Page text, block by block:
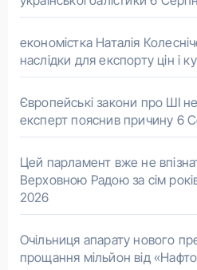
економістка Наталія
наслідки для експорту цін і
Європейські закони про ШІ не
експерт пояснив причину 6
Цей парламент вже не
Верховною Радою за сім
2026
Очільниця апарату нового
прощання мільйон від